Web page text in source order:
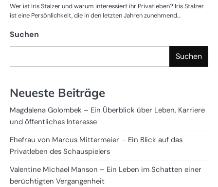
Wer ist Iris Stalzer und warum interessiert ihr Privatleben? Iris Stalzer
ist eine Persönlichkeit, die in den letzten Jahren zunehmend…
Suchen
Suchen
Neueste Beiträge
Magdalena Golombek – Ein Überblick über Leben, Karriere
und öffentliches Interesse
Ehefrau von Marcus Mittermeier – Ein Blick auf das
Privatleben des Schauspielers
Valentine Michael Manson – Ein Leben im Schatten einer
berüchtigten Vergangenheit